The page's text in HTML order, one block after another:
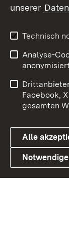
Youtube
Link zum
Impressum
Barrierefreiheit
Cookies
unserer
Technisch
Analyse-
Facebook,
gesamten
Alle